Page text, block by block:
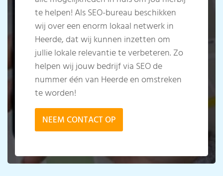
te helpen! Als SEO-bureau beschikken
wij over een enorm lokaal netwerk in
Heerde, dat wij kunnen inzetten om
jullie lokale relevantie te verbeteren. Zo
helpen wij jouw bedrijf via SEO de
nummer één van Heerde en omstreken
te worden!
NEEM CONTACT OP